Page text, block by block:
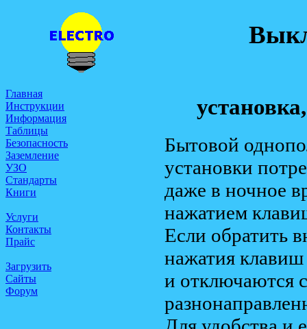
Главная
Инструкции
Информация
Таблицы
Безопасность
Заземление
УЗО
Стандарты
Книги
Услуги
Контакты
Прайс
Загрузить
Сайты
Форум
Бытовой
установки
даже в ночное
нажатием
Если обратить
нажатия
и отключаются